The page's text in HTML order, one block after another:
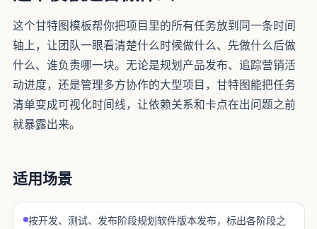
这个甘特图模板帮你把项目里的所有任务放到同一条时间
轴上，让团队一眼看清楚什么时候做什么、先做什么后做
什么、谁负责哪一块。无论是规划产品发布、追踪营销活
动进度，还是管理多方协作的大型项目，甘特图能把任务
清单变成可视化时间线，让依赖关系和卡点在出问题之前
就暴露出来。
适用场景
按开发、测试、发布阶段规划软件版本发布，标出各阶段之